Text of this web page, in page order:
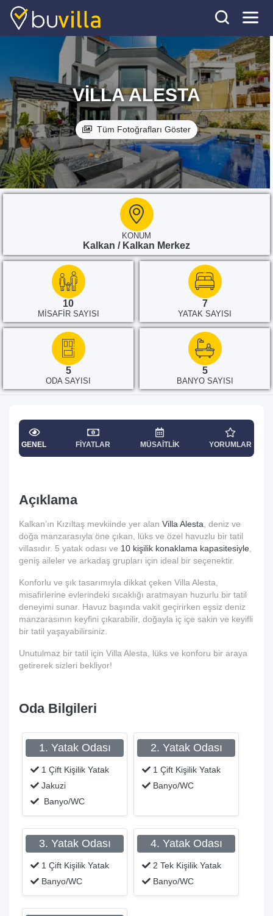
VILLA ALESTA
Tüm Fotoğrafları Göster
KONUM
Kalkan / Kalkan Merkez
10
MISAFIR SAYISI
7
YATAK SAYISI
5
ODA SAYISI
5
BANYO SAYISI
GENEL FIYATLAR MÜSAITLIK YORUMLAR
Açıklama
Kalkan’ın Kızıltaş mevkiinde yer alan Villa Alesta , deniz ve
doğa manzarasıyla öne çıkan, lüks ve özel havuzlu bir tatil
villasıdır. 5 yatak odası ve 10 kişilik konaklama kapasitesiyle
geniş aileler ve arkadaş grupları için ideal bir seçenektir.
Konforlu ve şık tasarımıyla dikkat çeken Villa Alesta,
misafirlerine evlerindeki sıcaklığı aratmayan huzurlu bir tatil
deneyimi sunar. Havuz başında vakit geçirirken eşsiz deniz
manzarasının keyfini çıkarabilir, doğayla iç içe sakin ve keyifli
bir tatil yaşayabilirsiniz.
Unutulmaz bir tatil için Villa Alesta, lüks ve konforu bir araya
getirerek sizleri bekliyor!
Oda Bilgileri
1. Yatak Odası
1 Çift Kişilik Yatak
Jakuzi
Banyo/WC
2. Yatak Odası
1 Çift Kişilik Yatak
Banyo/WC
3. Yatak Odası
1 Çift Kişilik Yatak
Banyo/WC
4. Yatak Odası
2 Tek Kişilik Yatak
Banyo/WC